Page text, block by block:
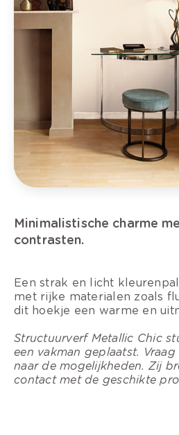
Minimalistische charme
contrasten.
Een strak en licht
met rijke materialen zoals
dit hoekje een warme en
Structuurverf Metallic Chic
een vakman geplaatst.
naar de mogelijkheden. Zij
contact met de geschikte